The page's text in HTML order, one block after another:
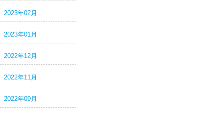
2023年02月
2023年01月
2022年12月
2022年11月
2022年09月